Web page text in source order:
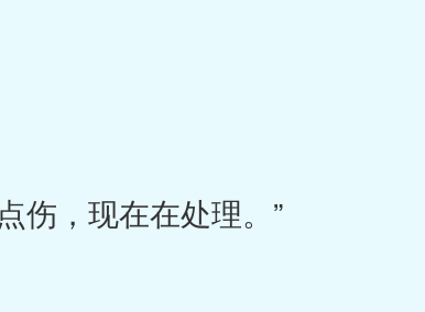
伤，现在在处理。”